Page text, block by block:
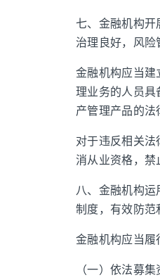
七、金融机构开
治理良好，风险
金融机构应当建
理业务的人员具
产管理产品的法
对于违反相关法
消从业资格，禁
八、金融机构
制度，有效防范
金融机构应当履
（一）依法募